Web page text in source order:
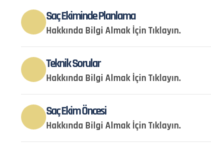
Saç Ekiminde Planlama
Hakkında Bilgi Almak İçin Tıklayın.
Teknik Sorular
Hakkında Bilgi Almak İçin Tıklayın.
Saç Ekim Öncesi
Hakkında Bilgi Almak İçin Tıklayın.